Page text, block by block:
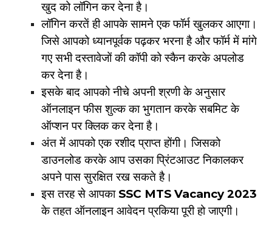
खुद को लॉगिन कर देना है।
लॉगिन करतें ही आपके सामने एक फॉर्म खुलकर आएगा।
जिसे आपको ध्यानपूर्वक पढ़कर भरना है और फॉर्म में मांगे
गए सभी दस्तावेजों की कॉपी को स्कैन करके अपलोड
कर देना है।
इसके बाद आपको नीचे अपनी श्रणी के अनुसार
ऑनलाइन फीस शुल्क का भुगतान करके सबमिट के
ऑप्शन पर क्लिक कर देना है।
अंत में आपको एक रशीद प्राप्त होंगी। जिसको
डाउनलोड करके आप उसका प्रिंटआउट निकालकर
अपने पास सुरक्षित रख सकते है।
इस तरह से आपकाSSC MTS Vacancy 2023
के तहत ऑनलाइन आवेदन प्रकिया पूरी हो जाएगी।